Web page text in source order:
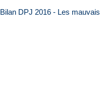
Bilan DPJ 2016 - Les